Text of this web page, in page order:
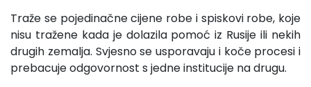
Traže se pojedinačne cijene robe i spiskovi robe, koje
nisu tražene kada je dolazila pomoć iz Rusije ili nekih
drugih zemalja. Svjesno se usporavaju i koče procesi i
prebacuje odgovornost s jedne institucije na drugu.